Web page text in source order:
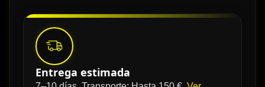
Entrega estimada